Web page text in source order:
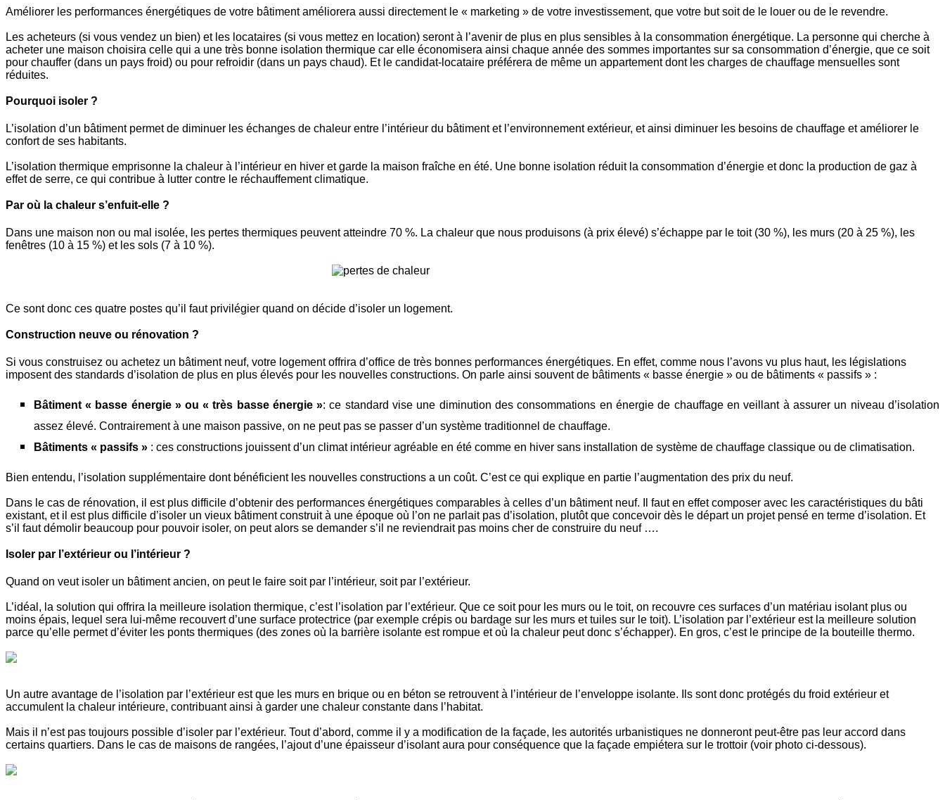
Améliorer les performances énergétiques de votre bâtiment améliorera aussi directement le « marketing » de votre investissement, que votre but soit de le louer ou de le revendre.
Les acheteurs (si vous vendez un bien) et les locataires (si vous mettez en location) seront à l’avenir de plus en plus sensibles à la consommation énergétique. La personne qui cherche à
acheter une maison choisira celle qui a une très bonne isolation thermique car elle économisera ainsi chaque année des sommes importantes sur sa consommation d’énergie, que ce soit
pour chauffer (dans un pays froid) ou pour refroidir (dans un pays chaud). Et le candidat-locataire préférera de même un appartement dont les charges de chauffage mensuelles sont
réduites.
Pourquoi isoler ?
L’isolation d’un bâtiment permet de diminuer les échanges de chaleur entre l’intérieur du bâtiment et l’environnement extérieur, et ainsi diminuer les besoins de chauffage et améliorer le
confort de ses habitants.
L’isolation thermique emprisonne la chaleur à l’intérieur en hiver et garde la maison fraîche en été. Une bonne isolation réduit la consommation d’énergie et donc la production de gaz à
effet de serre, ce qui contribue à lutter contre le réchauffement climatique.
Par où la chaleur s’enfuit-elle ?
Dans une maison non ou mal isolée, les pertes thermiques peuvent atteindre 70 %. La chaleur que nous produisons (à prix élevé) s’échappe par le toit (30 %), les murs (20 à 25 %), les
fenêtres (10 à 15 %) et les sols (7 à 10 %).
Ce sont donc ces quatre postes qu’il faut privilégier quand on décide d’isoler un logement.
Construction neuve ou rénovation ?
Si vous construisez ou achetez un bâtiment neuf, votre logement offrira d’office de très bonnes performances énergétiques. En effet, comme nous l’avons vu plus haut, les législations
imposent des standards d’isolation de plus en plus élevés pour les nouvelles constructions. On parle ainsi souvent de bâtiments « basse énergie » ou de bâtiments « passifs » :
Bâtiment « basse énergie » ou « très basse énergie »: ce standard vise une diminution des consommations en énergie de chauffage en veillant à assurer un niveau d’isolation
assez élevé. Contrairement à une maison passive, on ne peut pas se passer d’un système traditionnel de chauffage.
Bâtiments « passifs » : ces constructions jouissent d’un climat intérieur agréable en été comme en hiver sans installation de système de chauffage classique ou de climatisation.
Bien entendu, l’isolation supplémentaire dont bénéficient les nouvelles constructions a un coût. C’est ce qui explique en partie l’augmentation des prix du neuf.
Dans le cas de rénovation, il est plus difficile d’obtenir des performances énergétiques comparables à celles d’un bâtiment neuf. Il faut en effet composer avec les caractéristiques du bâti
existant, et il est plus difficile d’isoler un vieux bâtiment construit à une époque où l’on ne parlait pas d’isolation, plutôt que concevoir dès le départ un projet pensé en terme d’isolation. Et
s’il faut démolir beaucoup pour pouvoir isoler, on peut alors se demander s’il ne reviendrait pas moins cher de construire du neuf ….
Isoler par l’extérieur ou l’intérieur ?
Quand on veut isoler un bâtiment ancien, on peut le faire soit par l’intérieur, soit par l’extérieur.
L’idéal, la solution qui offrira la meilleure isolation thermique, c’est l’isolation par l’extérieur. Que ce soit pour les murs ou le toit, on recouvre ces surfaces d’un matériau isolant plus ou
moins épais, lequel sera lui-même recouvert d’une surface protectrice (par exemple crépis ou bardage sur les murs et tuiles sur le toit). L’isolation par l’extérieur est la meilleure solution
parce qu’elle permet d’éviter les ponts thermiques (des zones où la barrière isolante est rompue et où la chaleur peut donc s’échapper). En gros, c’est le principe de la bouteille thermo.
Un autre avantage de l’isolation par l’extérieur est que les murs en brique ou en béton se retrouvent à l’intérieur de l’enveloppe isolante. Ils sont donc protégés du froid extérieur et
accumulent la chaleur intérieure, contribuant ainsi à garder une chaleur constante dans l’habitat.
Mais il n’est pas toujours possible d’isoler par l’extérieur. Tout d’abord, comme il y a modification de la façade, les autorités urbanistiques ne donneront peut-être pas leur accord dans
certains quartiers. Dans le cas de maisons de rangées, l’ajout d’une épaisseur d’isolant aura pour conséquence que la façade empiétera sur le trottoir (voir photo ci-dessous).